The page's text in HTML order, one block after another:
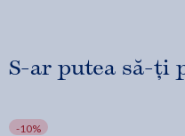
S-ar putea să-ți
-10%